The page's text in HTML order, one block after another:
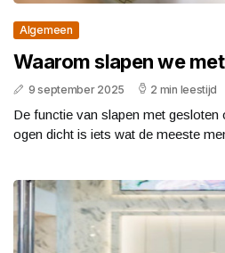
Algemeen
Waarom slapen we
9 september 2025 2 min leestijd
De functie van slapen met gesloten
ogen dicht is iets wat de meeste